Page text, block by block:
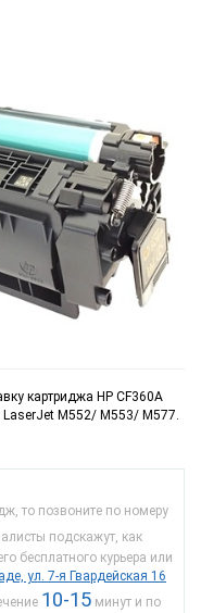
картриджа HP CF360A
LaserJet M552/ M553/ M577.
то позвоните по номеру
подскажут, как
бесплатного курьера или
ул. 7-я Гвардейская 16
10-15 минут и по